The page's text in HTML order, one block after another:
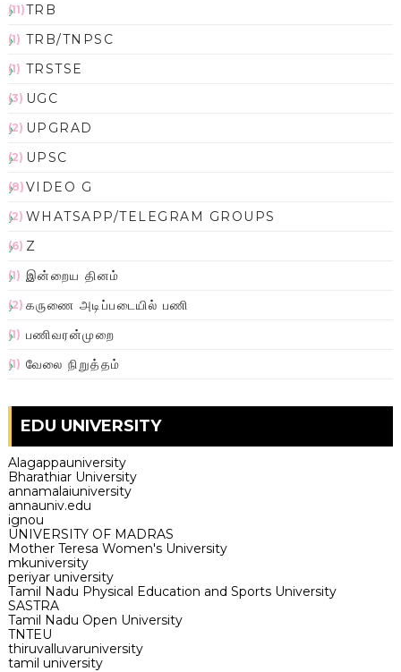
TRB
(11)
TRB/TNPSC
(1)
TRSTSE
(1)
UGC
(3)
UPGRAD
(2)
UPSC
(2)
VIDEO G
(8)
WHATSAPP/TELEGRAM GROUPS
(2)
Z
(6)
இன்றைய தினம்
(1)
கருணை அடிப்படையில் பணி
(2)
பணிவரன்முறை
(1)
வேலை நிறுத்தம்
(1)
EDU UNIVERSITY
Alagappauniversity
Bharathiar University
annamalaiuniversity
annauniv.edu
ignou
UNIVERSITY OF MADRAS
Mother Teresa Women's University
mkuniversity
periyar university
Tamil Nadu Physical Education and Sports University
SASTRA
Tamil Nadu Open University
TNTEU
thiruvalluvaruniversity
tamil university